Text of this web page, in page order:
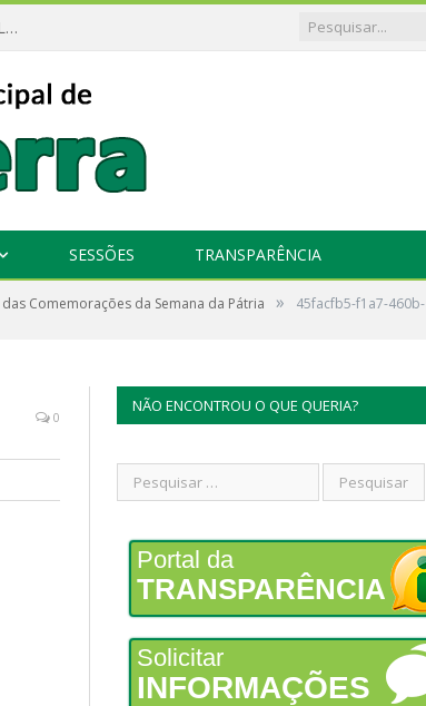
Câmara de Vereadores de Belterra Retorna Com Seus Trabalhos Legislativos
SESSÕES TRANSPARÊNCIA
Comemorações da Semana da Pátria » 45facfb5-f1a7-460b-
0
NÃO ENCONTROU O QUE QUERIA?
Portal da
TRANSPARÊNCIA
Solicitar
INFORMAÇÕES